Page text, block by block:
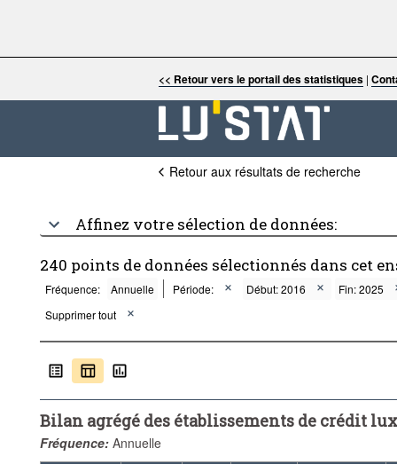
<< Retour vers le portail des statistiques |
Retour aux résultats de recherche
Affinez votre sélection de données:
240 points de données sélectionnés dans cet
Fréquence: Annuelle Période: Début: 2016
Fin: 2025
Supprimer tout
Bilan agrégé des établissements de crédit
Fréquence: Annuelle